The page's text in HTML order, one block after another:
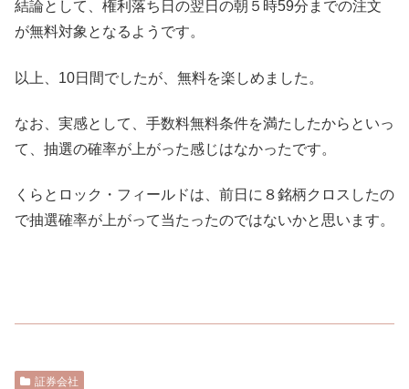
結論として、権利落ち日の翌日の朝５時59分までの注文
が無料対象となるようです。
以上、10日間でしたが、無料を楽しめました。
なお、実感として、手数料無料条件を満たしたからといっ
て、抽選の確率が上がった感じはなかったです。
くらとロック・フィールドは、前日に８銘柄クロスしたの
で抽選確率が上がって当たったのではないかと思います。
証券会社